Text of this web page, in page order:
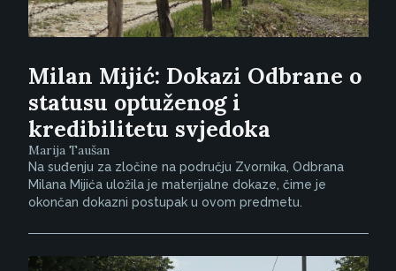
Milan Mijić: Dokazi Odbrane o
statusu optuženog i
kredibilitetu svjedoka
Marija Taušan
Na suđenju za zločine na području Zvornika, Odbrana
Milana Mijića uložila je materijalne dokaze, čime je
okončan dokazni postupak u ovom predmetu.